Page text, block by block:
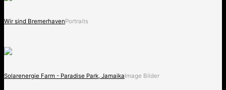
Wir sind BremerhavenPortraits
Solarenergie Farm - Paradise Park, JamaikaImage Bilder